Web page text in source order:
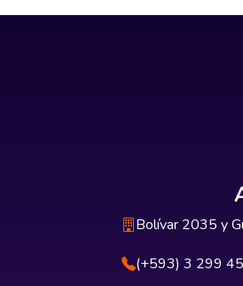
Bolívar 2035 y
(+593) 3 299